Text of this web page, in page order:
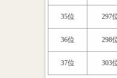
35位 297
36位 298
37位 303